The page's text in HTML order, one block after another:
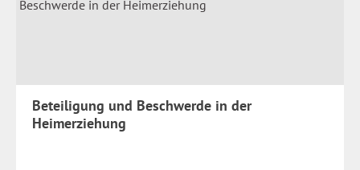
Beteiligung und Beschwerde in der
Heimerziehung